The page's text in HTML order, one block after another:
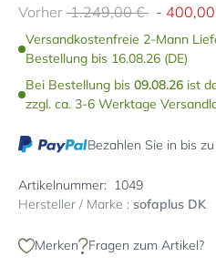
Vorher 1.249,00 € -
Versandkostenfreie 2-Mann
Bestellung bis 16.08.26 (DE)
Bei Bestellung bis 09.08.26 ist
zzgl. ca. 3-6 Werktage
Bezahlen Sie in bis
Artikelnummer: 1049
Hersteller / Marke : sofaplus DK
Merken Fragen zum Artikel?